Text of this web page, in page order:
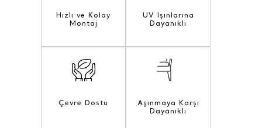
Hızlı ve Kolay
Montaj
UV Işınlarına
Dayanıklı
Çevre Dostu
Aşınmaya Karşı
Dayanıklı